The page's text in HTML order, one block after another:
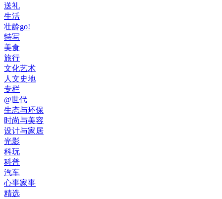
送礼
生活
壮龄go!
特写
美食
旅行
文化艺术
人文史地
专栏
@世代
生态与环保
时尚与美容
设计与家居
光影
科玩
科普
汽车
心事家事
精选